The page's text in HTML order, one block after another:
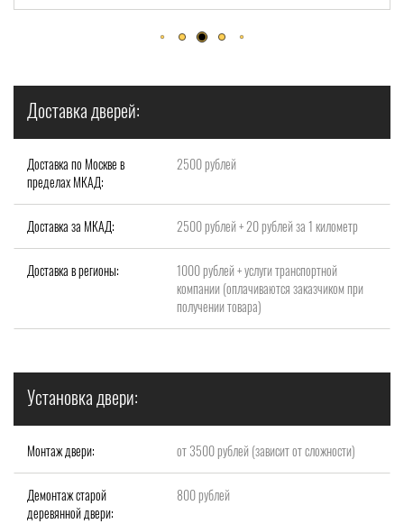
Доставка дверей:
Доставка по Москве в
пределах МКАД:
2500 рублей
Доставка за МКАД: 2500 рублей + 20 рублей за 1 километр
Доставка в регионы:
1000 рублей + услуги транспортной
компании (оплачиваются заказчиком при
получении товара)
Установка двери:
Монтаж двери: от 3500 рублей (зависит от сложности)
Демонтаж старой
деревянной двери:
800 рублей